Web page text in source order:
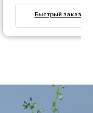
Быстрый заказ